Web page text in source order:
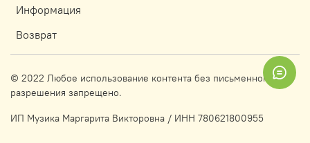
Информация
Возврат
© 2022 Любое использование контента без письменного
разрешения запрещено.
ИП Музика Маргарита Викторовна / ИНН 780621800955